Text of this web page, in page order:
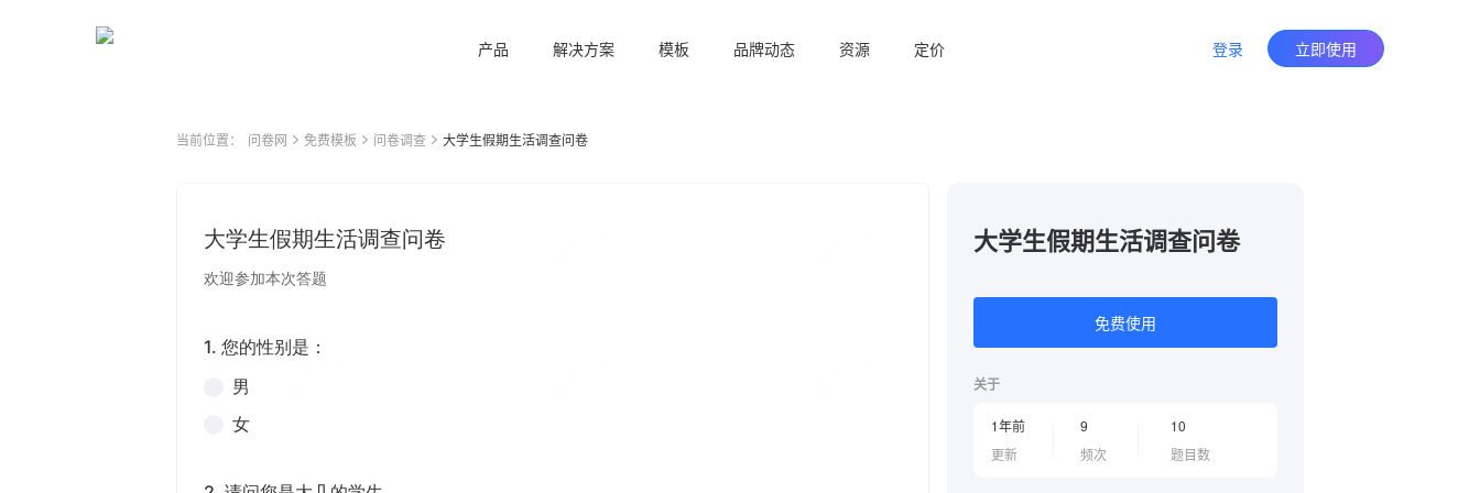
产品 解决方案 模板 品牌动态 资源 定价 登录 立即使用
当前位置： 问卷网 免费模板 问卷调查 大学生假期生活调查问卷
大学生假期生活调查问卷
免费使用
关于
1年前
更新
9
频次
10
题目数